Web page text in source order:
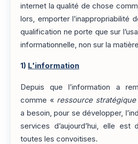
internet la qualité de chose
lors, emporter l’inappropriabilité
qualification ne porte que sur
informationnelle, non sur la
1) L'information
Depuis que l’information a
comme « ressource
a besoin, pour se développer,
services d’aujourd’hui, elle est
toutes les convoitises.